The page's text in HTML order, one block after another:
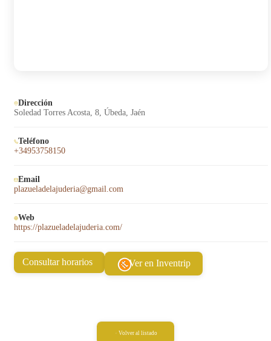
Dirección
Soledad Torres Acosta, 8, Úbeda, Jaén
Teléfono
+34953758150
Email
plazueladelajuderia@gmail.com
Web
https://plazueladelajuderia.com/
Consultar horarios Ver en Inventrip
Volver al listado